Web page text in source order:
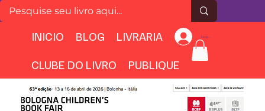
INICIO BLOG
LIVRARIA
CLUBE DO LIVRO
PUBLIQUE
Login